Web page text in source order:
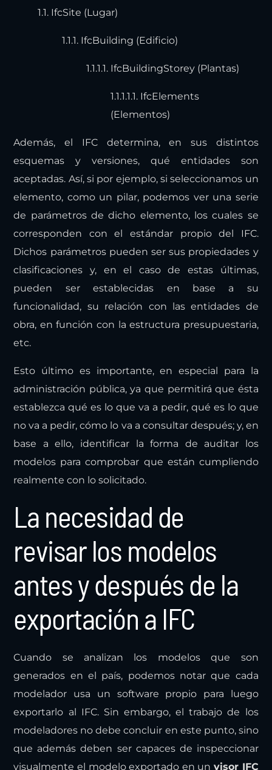
1.1. IfcSite (Lugar)
1.1.1. IfcBuilding (Edificio)
1.1.1.1. IfcBuildingStorey (Plantas)
1.1.1.1.1. IfcElements
(Elementos)
Además, el IFC determina, en sus distintos
esquemas y versiones, qué entidades son
aceptadas. Así, si por ejemplo, si seleccionamos un
elemento, como un pilar, podemos ver una serie
de parámetros de dicho elemento, los cuales se
corresponden con el estándar propio del IFC.
Dichos parámetros pueden ser sus propiedades y
clasificaciones y, en el caso de estas últimas,
pueden ser establecidas en base a su
funcionalidad, su relación con las entidades de
obra, en función con la estructura presupuestaria,
etc.
Esto último es importante, en especial para la
administración pública, ya que permitirá que ésta
establezca qué es lo que va a pedir, qué es lo que
no va a pedir, cómo lo va a consultar después; y, en
base a ello, identificar la forma de auditar los
modelos para comprobar que están cumpliendo
realmente con lo solicitado.
La necesidad de
revisar los modelos
antes y después de la
exportación a IFC
Cuando se analizan los modelos que son
generados en el país, podemos notar que cada
modelador usa un software propio para luego
exportarlo al IFC. Sin embargo, el trabajo de los
modeladores no debe concluir en este punto, sino
que además deben ser capaces de inspeccionar
visualmente el modelo exportado en un visor IFC